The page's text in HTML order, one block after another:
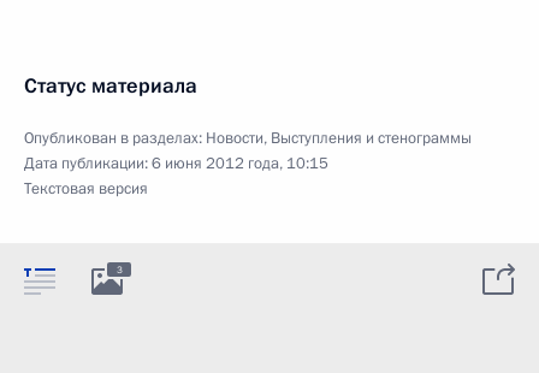
Статус материала
Опубликован в разделах: Новости, Выступления и стенограммы
Дата публикации:6 июня 2012 года, 10:15
Текстовая версия
3